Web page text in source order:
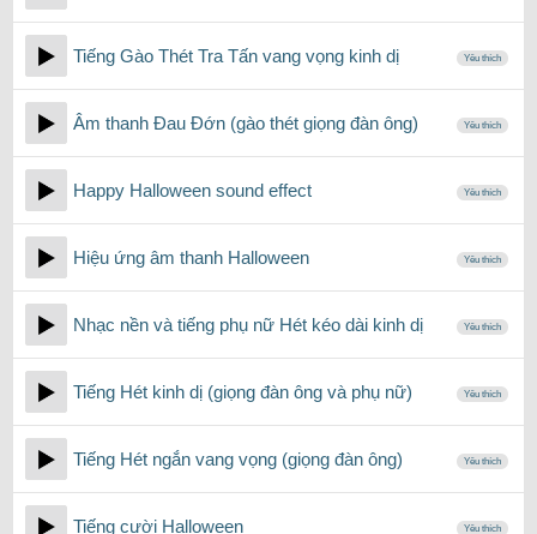
Tiếng Gào Thét Tra Tấn vang vọng kinh dị Yêu thích
Âm thanh Đau Đớn (gào thét giọng đàn ông) Yêu thích
Happy Halloween sound effect Yêu thích
Hiệu ứng âm thanh Halloween Yêu thích
Nhạc nền và tiếng phụ nữ Hét kéo dài kinh dị Yêu thích
Tiếng Hét kinh dị (giọng đàn ông và phụ nữ) Yêu thích
Tiếng Hét ngắn vang vọng (giọng đàn ông) Yêu thích
Tiếng cười Halloween Yêu thích